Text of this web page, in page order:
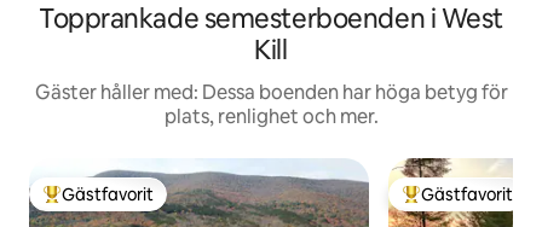
Topprankade semesterboenden i West
Kill
Gäster håller med: Dessa boenden har höga betyg för
plats, renlighet och mer.
Populär gästfavorit
Gästfavorit Populär
Gästfavorit